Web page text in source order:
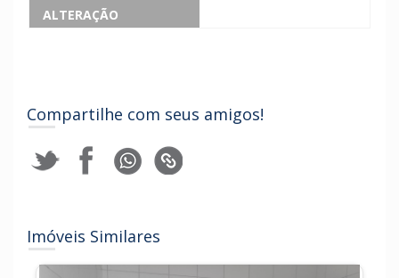
ALTERAÇÃO
Compartilhe com seus amigos!
Imóveis Similares